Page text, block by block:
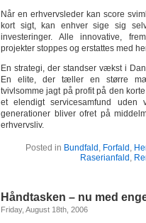
Når en erhvervsleder kan score
kort sigt, kan enhver sige sig
investeringer. Alle innovative,
projekter stoppes og erstattes med
En strategi, der standser vækst i
En elite, der tæller en større
tvivlsomme jagt på profit på den
et elendigt servicesamfund uden
generationer bliver ofret på
erhvervsliv.
Posted in Bundfald Forfald
Raserianfald
Håndtasken – nu med
Friday, August 18th, 2006